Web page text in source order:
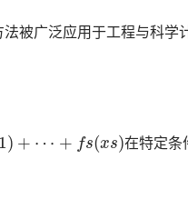
被广泛应用于工程与科学
在特定条